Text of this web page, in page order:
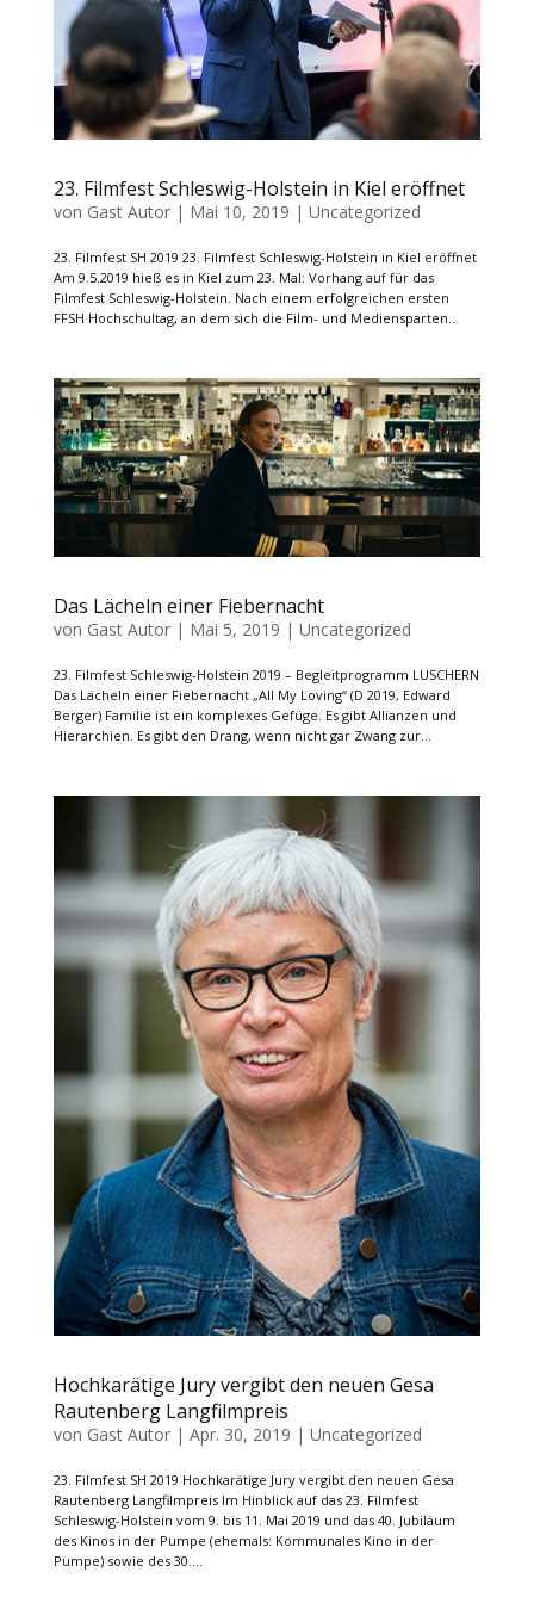
23. Filmfest Schleswig-Holstein in Kiel eröffnet
von Gast Autor| Mai 10, 2019 | Uncategorized
23. Filmfest SH 2019 23. Filmfest Schleswig-Holstein in Kiel eröffnet
Am 9.5.2019 hieß es in Kiel zum 23. Mal: Vorhang auf für das
Filmfest Schleswig-Holstein. Nach einem erfolgreichen ersten
FFSH Hochschultag, an dem sich die Film- und Mediensparten...
Das Lächeln einer Fiebernacht
von Gast Autor| Mai 5, 2019 | Uncategorized
23. Filmfest Schleswig-Holstein 2019 – Begleitprogramm LUSCHERN
Das Lächeln einer Fiebernacht „All My Loving“ (D 2019, Edward
Berger) Familie ist ein komplexes Gefüge. Es gibt Allianzen und
Hierarchien. Es gibt den Drang, wenn nicht gar Zwang zur...
Hochkarätige Jury vergibt den neuen Gesa
Rautenberg Langfilmpreis
von Gast Autor| Apr. 30, 2019 | Uncategorized
23. Filmfest SH 2019 Hochkarätige Jury vergibt den neuen Gesa
Rautenberg Langfilmpreis Im Hinblick auf das 23. Filmfest
Schleswig-Holstein vom 9. bis 11. Mai 2019 und das 40. Jubiläum
des Kinos in der Pumpe (ehemals: Kommunales Kino in der
Pumpe) sowie des 30....